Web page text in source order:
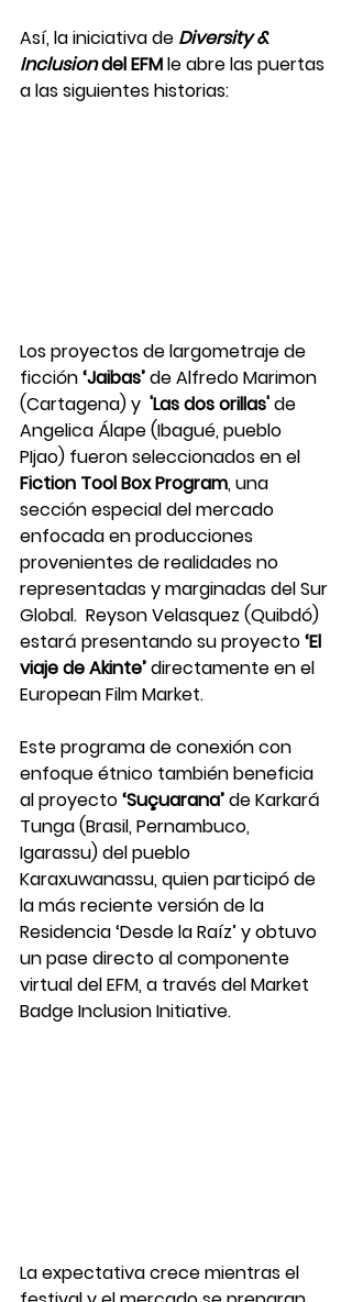
Así, la iniciativa de Diversity &
Inclusion del EFM le abre las puertas
a las siguientes historias:
Los proyectos de largometraje de
ficción ‘Jaibas’ de Alfredo Marimon
(Cartagena) y 'Las dos orillas' de
Angelica Álape (Ibagué, pueblo
PIjao) fueron seleccionados en el
Fiction Tool Box Program, una
sección especial del mercado
enfocada en producciones
provenientes de realidades no
representadas y marginadas del Sur
Global.  Reyson Velasquez (Quibdó)
estará presentando su proyecto ‘El
viaje de Akinte’ directamente en el
European Film Market.
Este programa de conexión con
enfoque étnico también beneficia
al proyecto ‘Suçuarana’ de Karkará
Tunga (Brasil, Pernambuco,
Igarassu) del pueblo
Karaxuwanassu, quien participó de
la más reciente versión de la
Residencia ‘Desde la Raíz’ y obtuvo
un pase directo al componente
virtual del EFM, a través del Market
Badge Inclusion Initiative.
La expectativa crece mientras el